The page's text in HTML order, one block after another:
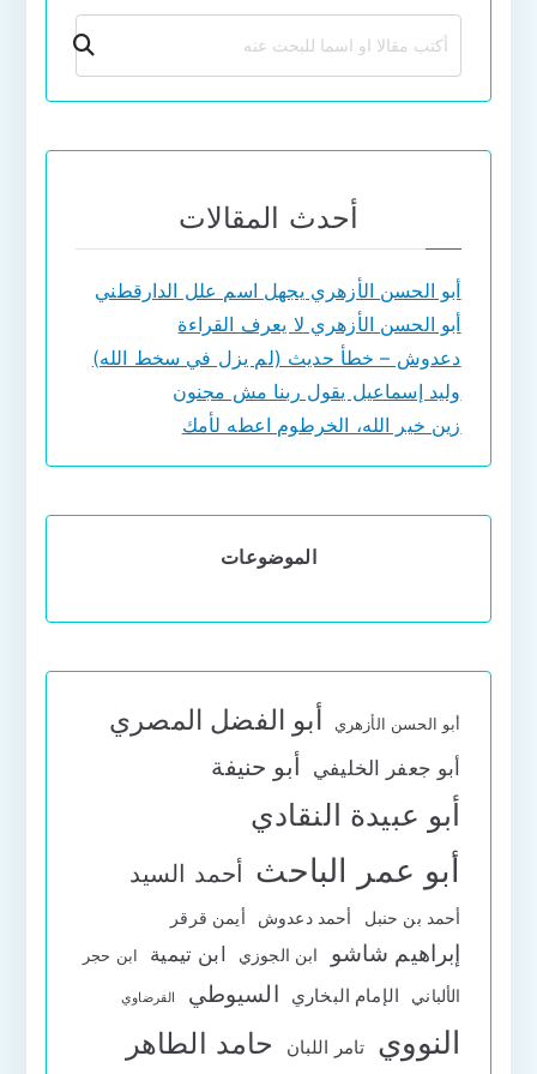
بحث
أحدث المقالات
أبو الحسن الأزهري يجهل اسم علل الدارقطني
أبو الحسن الأزهري لا يعرف القراءة
دعدوش – خطأ حديث (لم يزل في سخط الله)
وليد إسماعيل يقول ربنا مش مجنون
زين خير الله، الخرطوم اعطه لأمك
الموضوعات
أبو الحسن الأزهري أبو الفضل المصري
أبو جعفر الخليفي أبو حنيفة
أبو عبيدة النقادي
أبو عمر الباحث أحمد السيد
أحمد بن حنبل أحمد دعدوش أيمن قرقر
إبراهيم شاشو ابن الجوزي ابن تيمية ابن حجر
الألباني الإمام البخاري السيوطي القرضاوي
النووي تامر اللبان حامد الطاهر